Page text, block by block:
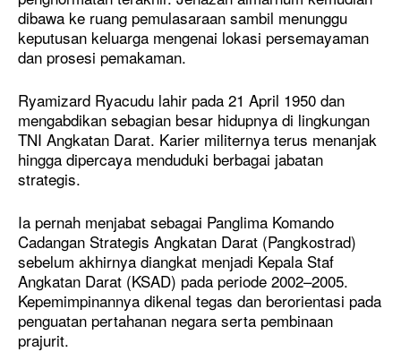
dibawa ke ruang pemulasaraan sambil menunggu
keputusan keluarga mengenai lokasi persemayaman
dan prosesi pemakaman.
Ryamizard Ryacudu lahir pada 21 April 1950 dan
mengabdikan sebagian besar hidupnya di lingkungan
TNI Angkatan Darat. Karier militernya terus menanjak
hingga dipercaya menduduki berbagai jabatan
strategis.
Ia pernah menjabat sebagai Panglima Komando
Cadangan Strategis Angkatan Darat (Pangkostrad)
sebelum akhirnya diangkat menjadi Kepala Staf
Angkatan Darat (KSAD) pada periode 2002–2005.
Kepemimpinannya dikenal tegas dan berorientasi pada
penguatan pertahanan negara serta pembinaan
prajurit.